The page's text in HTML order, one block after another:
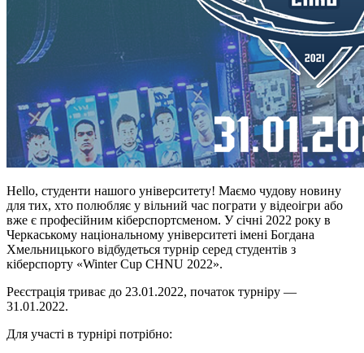
Hello, студенти нашого університету! Маємо чудову новину
для тих, хто полюбляє у вільний час пограти у відеоігри або
вже є професійним кіберспортсменом. У січні 2022 року в
Черкаському національному університеті імені Богдана
Хмельницького відбудеться турнір серед студентів з
кіберспорту «Winter Cup CHNU 2022».
Реєстрація триває до 23.01.2022, початок турніру —
31.01.2022.
Для участі в турнірі потрібно: